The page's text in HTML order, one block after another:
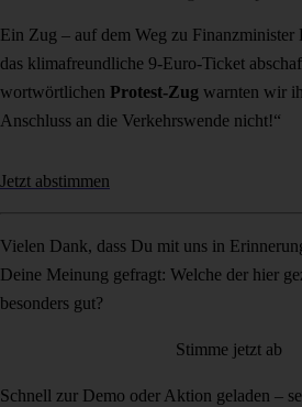
Ein Zug – auf dem Weg zu
das klimafreundliche 9-Euro-Ticket
wortwörtlichen Protest-Zug warnten wir
Anschluss an die Verkehrswende nicht!“
Jetzt abstimmen
Vielen Dank, dass Du mit uns in
Deine Meinung gefragt: Welche der hier
besonders gut?
Stimme jetzt ab
Schnell zur Demo oder Aktion geladen –